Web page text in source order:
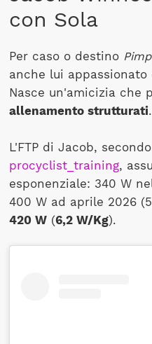
con Sola
Per caso o destino Pimp
anche lui
Nasce un'amicizia che
allenamento strutturati.
L'FTP di Jacob,
procyclist_training,
esponenziale: 340 W
400 W ad aprile 2026
420 W(6,2 W/Kg).